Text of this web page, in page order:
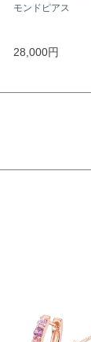
モンドピアス
28,000円